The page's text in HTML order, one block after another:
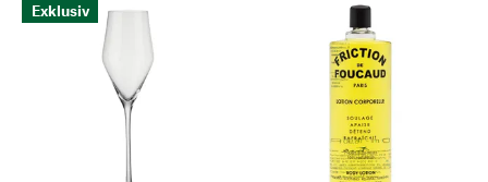
Exklusiv